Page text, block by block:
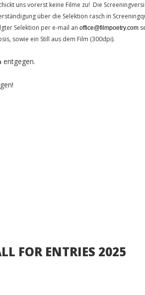
uns vorerst keine Filme zu! Die
über die Selektion rasch in
Selektion per e-mail an office@filmpoetry.com
sowie ein Still aus dem Film (300dpi).
entgegen.
FOR ENTRIES 2025